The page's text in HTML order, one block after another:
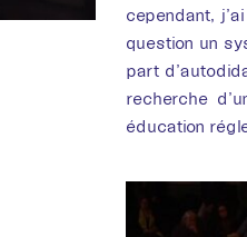
cependant,
question un
part
recherche
éducation